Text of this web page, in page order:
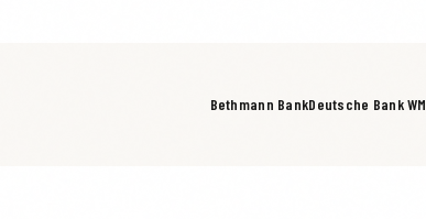
Bethmann BankDeutsche Bank WM